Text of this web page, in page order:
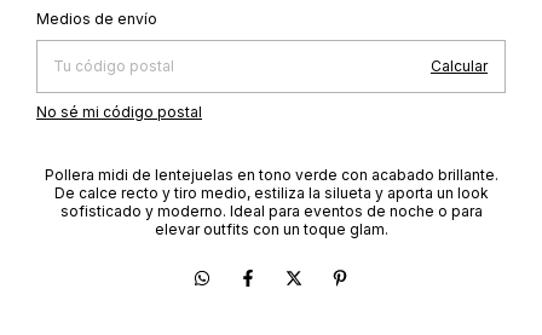
Entregas para el CP:
Medios de envío
Calcular
No sé mi código postal
Pollera midi de lentejuelas en tono verde con acabado brillante.
De calce recto y tiro medio, estiliza la silueta y aporta un look
sofisticado y moderno. Ideal para eventos de noche o para
elevar outfits con un toque glam.